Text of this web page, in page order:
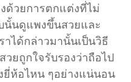
ด้วยการตกแต่งที่ไม่
นั้นดูแพงขึ้นสวยและ
ได้กล่าวมานั้นเป็นวิธี
วยถูกใจรับรองว่าถือไป
ยี่ห้อไหน ๆอย่างแน่นอน